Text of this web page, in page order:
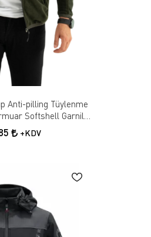
Anti-pilling Tüylenme
Softshell Garnili
+KDV